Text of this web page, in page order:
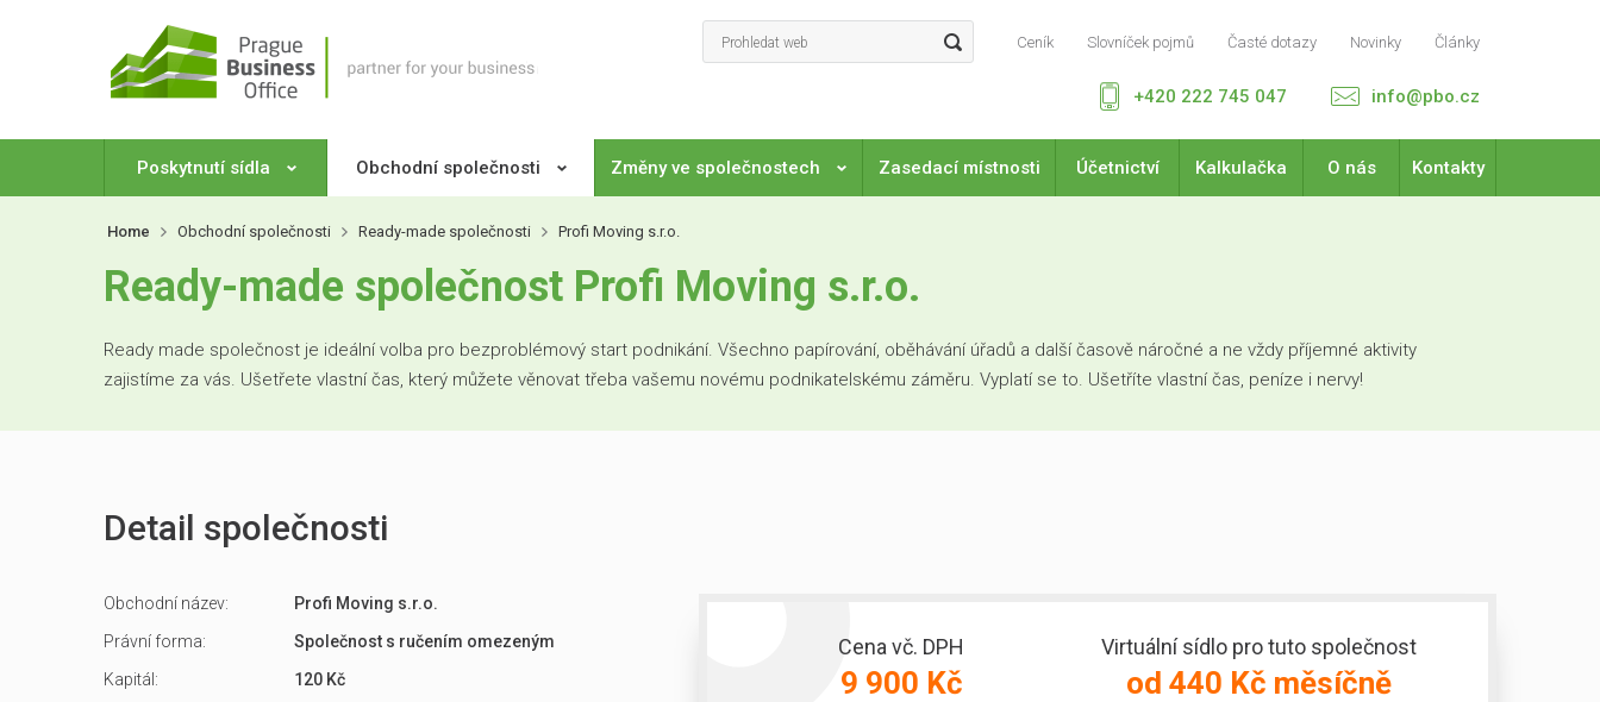
Ceník Slovníček pojmů Časté dotazy Novinky Články
info@pbo.cz
+420 222 745 047
Poskytnutí sídla Obchodní společnosti Změny ve společnostech Zasedací místnosti Účetnictví Kalkulačka O nás Kontakty
Home Obchodní společnosti Ready-made společnosti Profi Moving s.r.o.
Ready-made společnost Profi Moving s.r.o.
Ready made společnost je ideální volba pro bezproblémový start podnikání. Všechno papírování, oběhávání úřadů a další časově náročné a ne vždy příjemné aktivity
zajistíme za vás. Ušetřete vlastní čas, který můžete věnovat třeba vašemu novému podnikatelskému záměru. Vyplatí se to. Ušetříte vlastní čas, peníze i nervy!
Detail společnosti
Obchodní název:
Profi Moving s.r.o.
Právní forma:
Společnost s ručením omezeným
Kapitál:
120 Kč
Cena vč. DPH
9 900 Kč
Virtuální sídlo pro tuto společnost
od 440 Kč měsíčně